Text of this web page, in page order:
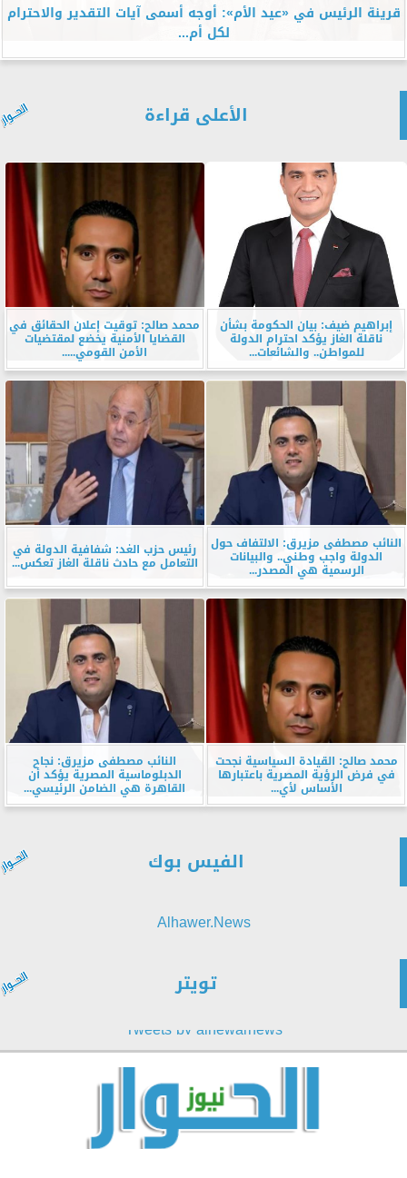
قرينة الرئيس في «عيد الأم»: أوجه أسمى آيات التقدير والاحترام
لكل أم...
الأعلى قراءة
إبراهيم ضيف: بيان الحكومة بشأن
ناقلة الغاز يؤكد احترام الدولة
للمواطن.. والشائعات...
محمد صالح: توقيت إعلان الحقائق في
القضايا الأمنية يخضع لمقتضيات
الأمن القومي.....
النائب مصطفى مزيرق: الالتفاف حول
الدولة واجب وطني.. والبيانات
الرسمية هي المصدر...
رئيس حزب الغد: شفافية الدولة في
التعامل مع حادث ناقلة الغاز تعكس...
محمد صالح: القيادة السياسية نجحت
في فرض الرؤية المصرية باعتبارها
الأساس لأي...
النائب مصطفى مزيرق: نجاح
الدبلوماسية المصرية يؤكد أن
القاهرة هي الضامن الرئيسي...
الفيس بوك
Alhawer.News
تويتر
Tweets by alhewarnews